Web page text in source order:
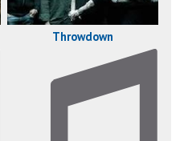
Throwdown